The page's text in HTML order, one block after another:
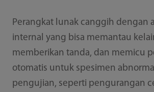
Perangkat lunak canggih dengan
internal yang bisa memantau
memberikan tanda, dan memicu
otomatis untuk spesimen
pengujian, seperti pengurangan